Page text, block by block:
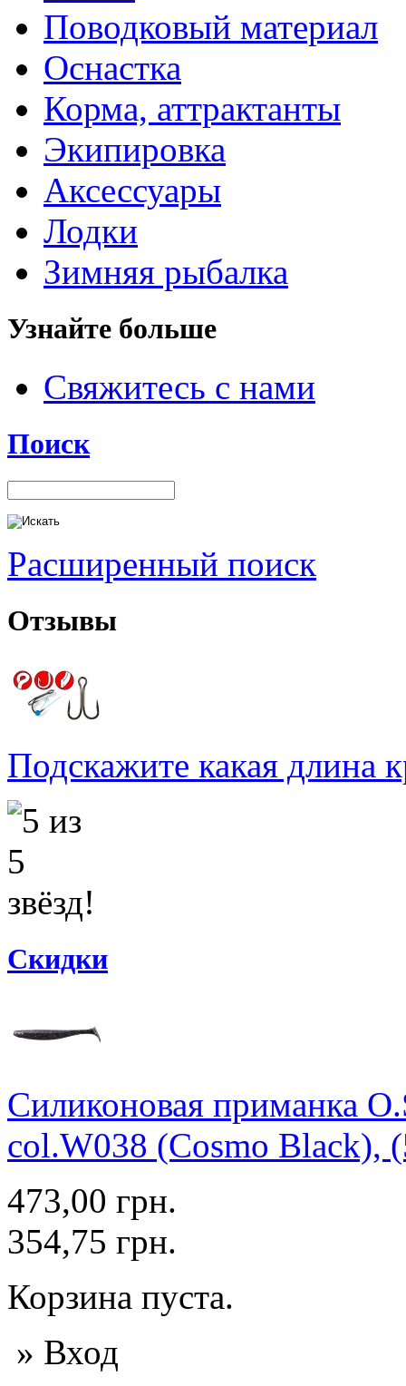
Поводковый материал
Оснастка
Корма, аттрактанты
Экипировка
Аксессуары
Лодки
Зимняя рыбалка
Узнайте больше
Свяжитесь с нами
Поиск
Расширенный поиск
Отзывы
Подскажите какая длина
Скидки
Силиконовая приманка
col.W038 (Cosmo Black),
473,00 грн.
354,75 грн.
Корзина пуста.
» Вход